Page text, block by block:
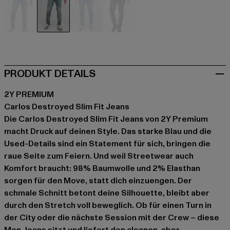
PRODUKT DETAILS
2Y PREMIUM
Carlos Destroyed Slim Fit Jeans
Die Carlos Destroyed Slim Fit Jeans von 2Y Premium
macht Druck auf deinen Style. Das starke Blau und die
Used-Details sind ein Statement für sich, bringen die
raue Seite zum Feiern. Und weil Streetwear auch
Komfort braucht: 98% Baumwolle und 2% Elasthan
sorgen für den Move, statt dich einzuengen. Der
schmale Schnitt betont deine Silhouette, bleibt aber
durch den Stretch voll beweglich. Ob für einen Turn in
der City oder die nächste Session mit der Crew – diese